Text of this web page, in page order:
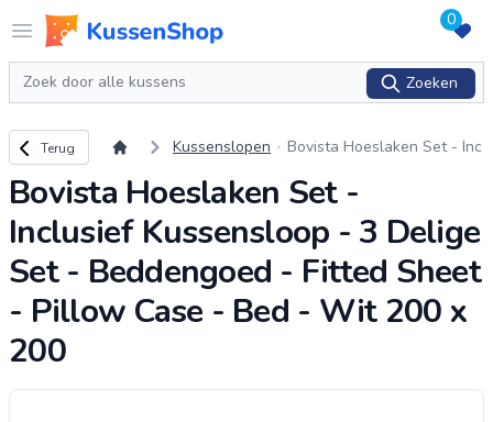
Open menu
Logo www.kussenshop.nl 0
Zoeken
Zoeken
Terug naar overzicht
Terug Kussenslopen
Bovista Hoeslaken Set - Inc
e Set - Beddengoed - Fitted
Bovista Hoeslaken Set -
Inclusief Kussensloop - 3 Delige
Set - Beddengoed - Fitted Sheet
- Pillow Case - Bed - Wit 200 x
200